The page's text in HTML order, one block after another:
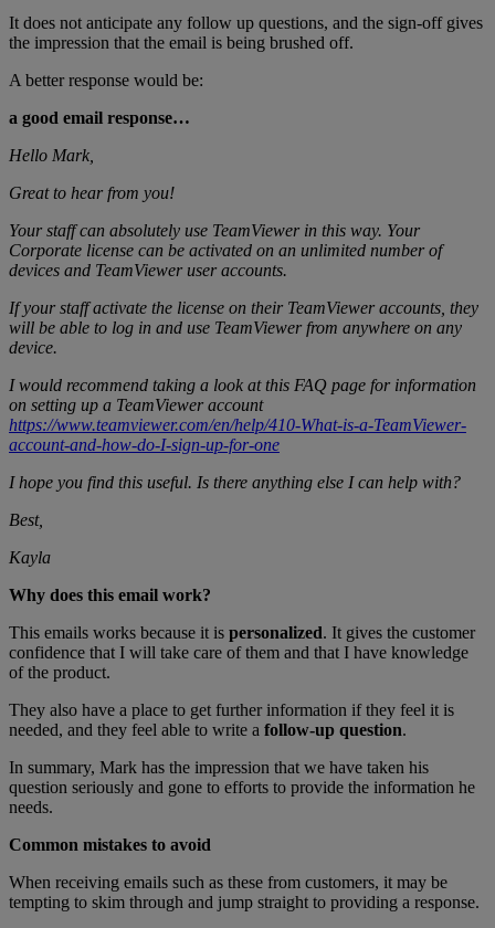
It does not anticipate any follow up questions, and the sign-off gives
the impression that the email is being brushed off.
A better response would be:
a good email response…
Hello Mark,
Great to hear from you!
Your staff can absolutely use TeamViewer in this way. Your
Corporate license can be activated on an unlimited number of
devices and TeamViewer user accounts.
If your staff activate the license on their TeamViewer accounts, they
will be able to log in and use TeamViewer from anywhere on any
device.
I would recommend taking a look at this FAQ page for information
on setting up a TeamViewer account
https://www.teamviewer.com/en/help/410-What-is-a-TeamViewer-
account-and-how-do-I-sign-up-for-one
I hope you find this useful. Is there anything else I can help with?
Best,
Kayla
Why does this email work?
This emails works because it is personalized. It gives the customer
confidence that I will take care of them and that I have knowledge
of the product.
They also have a place to get further information if they feel it is
needed, and they feel able to write a follow-up question.
In summary, Mark has the impression that we have taken his
question seriously and gone to efforts to provide the information he
needs.
Common mistakes to avoid
When receiving emails such as these from customers, it may be
tempting to skim through and jump straight to providing a response.